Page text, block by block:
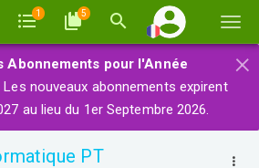
la
1 5
×
Abonnements pour l'Année
Les nouveaux abonnements expirent
au lieu du 1er Septembre 2026.
PT